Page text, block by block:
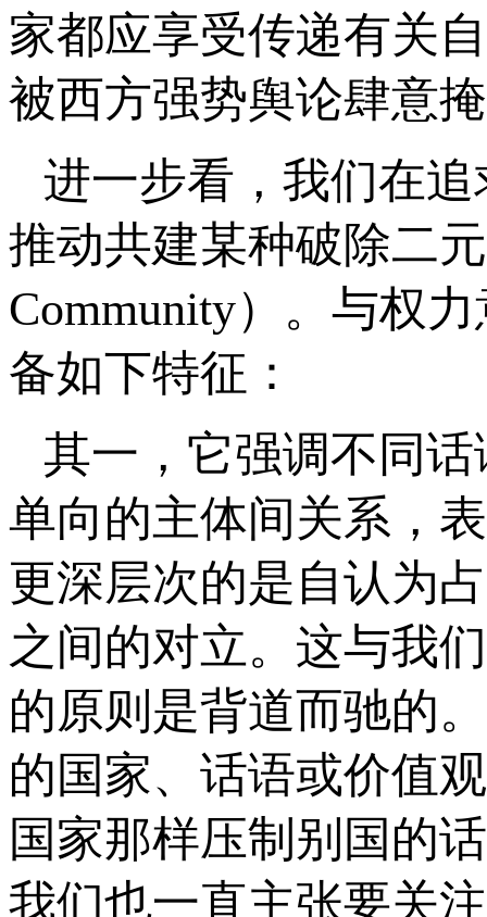
家都应享受传递有关
被西方强势舆论肆意
进一步看，我们在
推动共建某种破除二
Community）。与权
备如下特征：
其一，它强调不同
单向的主体间关系，
更深层次的是自认为
之间的对立。这与我
的原则是背道而驰的
的国家、话语或价值
国家那样压制别国的
我们也一直主张要关